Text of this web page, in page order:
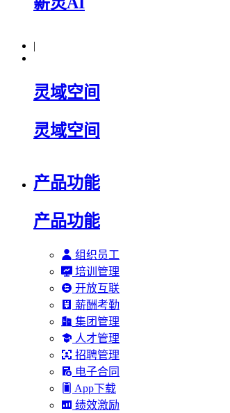
|
灵域空间
灵域空间
产品功能
产品功能
组织员工
培训管理
开放互联
薪酬考勤
集团管理
人才管理
招聘管理
电子合同
App下载
绩效激励